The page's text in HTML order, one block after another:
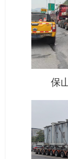
保